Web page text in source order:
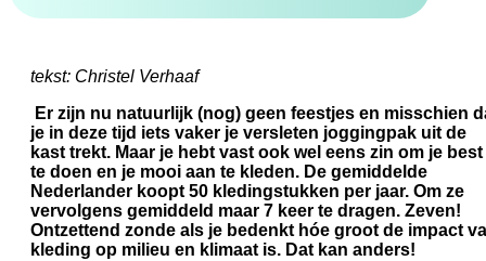
tekst: Christel Verhaaf
Er zijn nu natuurlijk (nog) geen feestjes en misschien
je in deze tijd iets vaker je versleten joggingpak uit de
kast trekt. Maar je hebt vast ook wel eens zin om je best
te doen en je mooi aan te kleden. De gemiddelde
Nederlander koopt 50 kledingstukken per jaar. Om ze
vervolgens gemiddeld maar 7 keer te dragen. Zeven!
Ontzettend zonde als je bedenkt hóe groot de impact
kleding op milieu en klimaat is. Dat kan anders!